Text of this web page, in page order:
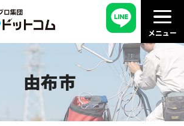
由布市